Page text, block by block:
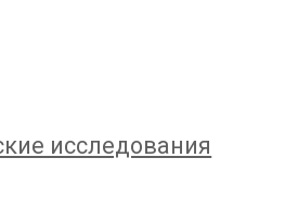
исследования